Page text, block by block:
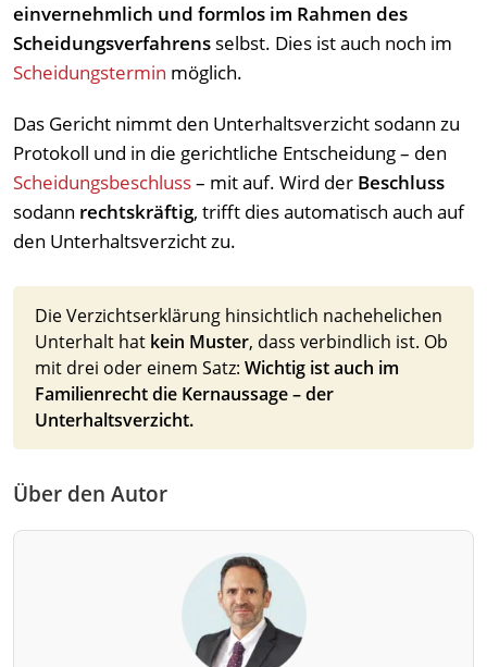
einvernehmlich und formlos im Rahmen des
Scheidungsverfahrens selbst. Dies ist auch noch im
Scheidungstermin möglich.
Das Gericht nimmt den Unterhaltsverzicht sodann zu
Protokoll und in die gerichtliche Entscheidung – den
Scheidungsbeschluss– mit auf. Wird der Beschluss
sodann rechtskräftig, trifft dies automatisch auch auf
den Unterhaltsverzicht zu.
Die Verzichtserklärung hinsichtlich nachehelichen
Unterhalt hat kein Muster, dass verbindlich ist. Ob
mit drei oder einem Satz: Wichtig ist auch im
Familienrecht die Kernaussage – der
Unterhaltsverzicht.
Über den Autor